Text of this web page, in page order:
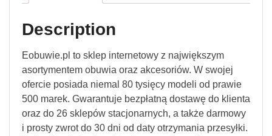
Description
Eobuwie.pl to sklep internetowy z największym
asortymentem obuwia oraz akcesoriów. W swojej
ofercie posiada niemal 80 tysięcy modeli od prawie
500 marek. Gwarantuje bezpłatną dostawę do klienta
oraz do 26 sklepów stacjonarnych, a także darmowy
i prosty zwrot do 30 dni od daty otrzymania przesyłki.